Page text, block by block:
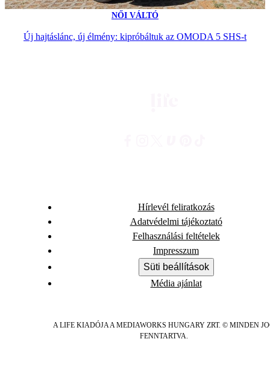
NŐI VÁLTÓ
Új hajtáslánc, új élmény: kipróbáltuk az OMODA 5 SHS-t
Hírlevél feliratkozás
Adatvédelmi tájékoztató
Felhasználási feltételek
Impresszum
Süti beállítások
Média ajánlat
A LIFE KIADÓJA A MEDIAWORKS HUNGARY ZRT. © MINDEN
FENNTARTVA.